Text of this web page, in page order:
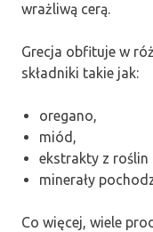
wrażliwą cerą.
Grecja obfituje w
składniki takie jak:
oregano,
miód,
ekstrakty z roślin
minerały
Co więcej, wiele